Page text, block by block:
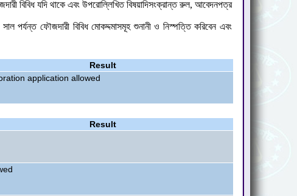
যদি থাকে এবং উপরোল্লিখিত বিষয়াদিসংক্রান্ত রুল, আবেদনপত্র
পর্যন্ত ফৌজদারী বিবিধ মোকদ্দমাসমূহ শুনানী ও নিস্পত্তি করিবেন এবং
Result
application allowed
Result